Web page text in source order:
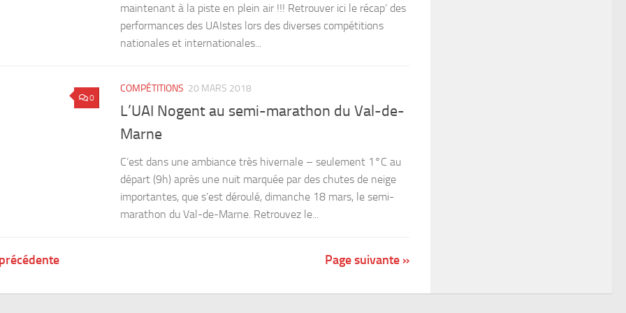
maintenant à la piste en plein air !!! Retrouver ici le récap’ des
performances des UAIstes lors des diverses compétitions
nationales et internationales...
0
COMPÉTITIONS 20 MARS 2018
L’UAI Nogent au semi-marathon du Val-de-
Marne
C’est dans une ambiance très hivernale – seulement 1°C au
départ (9h) après une nuit marquée par des chutes de neige
importantes, que s’est déroulé, dimanche 18 mars, le semi-
marathon du Val-de-Marne. Retrouvez le...
Page suivante »